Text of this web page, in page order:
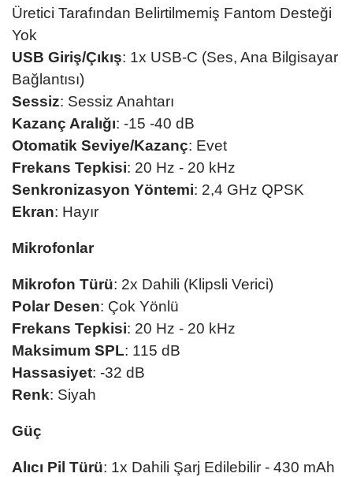
Üretici Tarafından Belirtilmemiş Fantom Desteği
Yok
USB Giriş/Çıkış: 1x USB-C (Ses, Ana Bilgisayar
Bağlantısı)
Sessiz: Sessiz Anahtarı
Kazanç Aralığı: -15 -40 dB
Otomatik Seviye/Kazanç: Evet
Frekans Tepkisi: 20 Hz - 20 kHz
Senkronizasyon Yöntemi: 2,4 GHz QPSK
Ekran: Hayır
Mikrofonlar
Mikrofon Türü: 2x Dahili (Klipsli Verici)
Polar Desen: Çok Yönlü
Frekans Tepkisi: 20 Hz - 20 kHz
Maksimum SPL: 115 dB
Hassasiyet: -32 dB
Renk: Siyah
Güç
Alıcı Pil Türü: 1x Dahili Şarj Edilebilir - 430 mAh